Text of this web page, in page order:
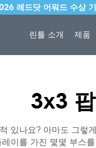
레드닷 어워드 수상
린틀 소개 제품
3x3
있나요? 아마도 그렇
이를 가진 몇몇 부스